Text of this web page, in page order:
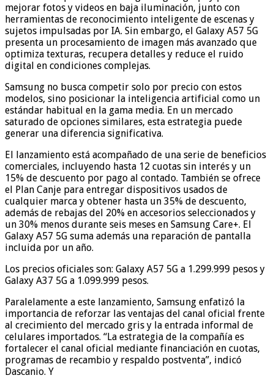
mejorar fotos y videos en baja iluminación, junto con
herramientas de reconocimiento inteligente de escenas y
sujetos impulsadas por IA. Sin embargo, el Galaxy A57 5G
presenta un procesamiento de imagen más avanzado que
optimiza texturas, recupera detalles y reduce el ruido
digital en condiciones complejas.
Samsung no busca competir solo por precio con estos
modelos, sino posicionar la inteligencia artificial como un
estándar habitual en la gama media. En un mercado
saturado de opciones similares, esta estrategia puede
generar una diferencia significativa.
El lanzamiento está acompañado de una serie de beneficios
comerciales, incluyendo hasta 12 cuotas sin interés y un
15% de descuento por pago al contado. También se ofrece
el Plan Canje para entregar dispositivos usados de
cualquier marca y obtener hasta un 35% de descuento,
además de rebajas del 20% en accesorios seleccionados y
un 30% menos durante seis meses en Samsung Care+. El
Galaxy A57 5G suma además una reparación de pantalla
incluida por un año.
Los precios oficiales son: Galaxy A57 5G a 1.299.999 pesos y
Galaxy A37 5G a 1.099.999 pesos.
Paralelamente a este lanzamiento, Samsung enfatizó la
importancia de reforzar las ventajas del canal oficial frente
al crecimiento del mercado gris y la entrada informal de
celulares importados. “La estrategia de la compañía es
fortalecer el canal oficial mediante financiación en cuotas,
programas de recambio y respaldo postventa”, indicó
Dascanio. Y